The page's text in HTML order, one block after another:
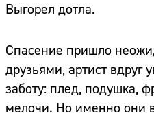
Выгорел дотла.
Спасение пришло
друзьями, артист вдруг
заботу: плед, подушка,
мелочи. Но именно они